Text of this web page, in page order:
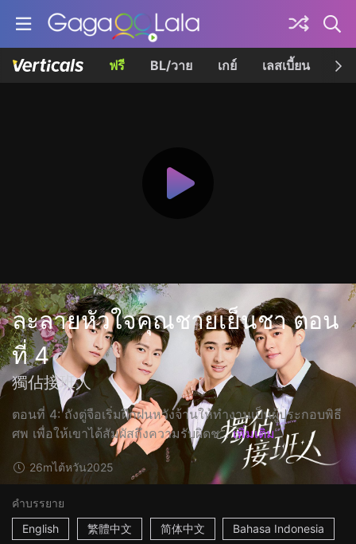
ฟรี BL/วาย เกย์ เลสเบี้ยน เค
ละลายหัวใจคุณชายเย็นชา ตอน
ที่ 4
獨佔接班人
ตอนที่ 4: ถังตู่จือเริ่มฝึกฝนหวังจ้านให้ทำงานเป็นผู้ประกอบพิธี
ศพ เพื่อให้เขาได้สัมผัสถึงความรับผิดช... เพิ่มเติม
26mไต้หวัน2025
คำบรรยาย
English
繁體中文 简体中文 Bahasa Indonesia